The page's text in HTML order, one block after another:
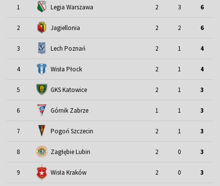
1 Legia Warszawa 2 3 6
2 Jagiellonia 2 2 6
3 Lech Poznań 2 1 4
4 Wisła Płock 2 1 4
5 GKS Katowice 2 1 3
6 Górnik Zabrze 1 1 3
7 Pogoń Szczecin 2 1 3
8 Zagłębie Lubin 2 0 3
9 Wisła Kraków 2 0 3